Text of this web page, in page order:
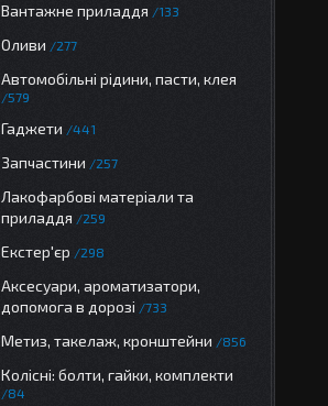
Вантажне приладдя 133
Оливи 277
Автомобільні рідини, пасти, клея
579
Гаджети 441
Запчастини 257
Лакофарбові матеріали та
приладдя
259
Екстер'єр 298
Аксесуари, ароматизатори,
допомога в дорозі
733
Метиз, такелаж, кронштейни 856
Колісні: болти, гайки, комплекти
84